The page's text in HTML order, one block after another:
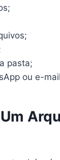
pasta;
ou e-